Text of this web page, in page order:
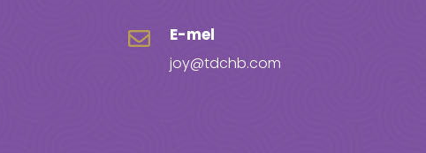
 E-mel
joy@tdchb.com